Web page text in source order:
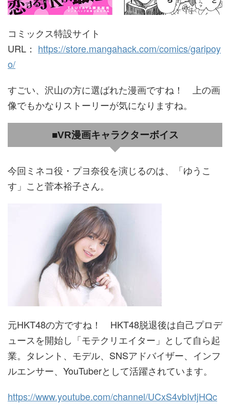
コミックス特設サイト
URL： https://store.mangahack.com/comics/garipoy
o/
すごい、沢山の方に選ばれた漫画ですね！ 上の画
像でもかなりストーリーが気になりますね。
■VR漫画キャラクターボイス
今回ミネコ役・プヨ奈役を演じるのは、「ゆうこ
す」こと菅本裕子さん。
元HKT48の方ですね！ HKT48脱退後は自己プロデ
ュースを開始し「モテクリエイター」として自ら起
業。タレント、モデル、SNSアドバイザー、インフ
ルエンサー、YouTuberとして活躍されています。
https://www.youtube.com/channel/UCxS4vbIvtjHQc